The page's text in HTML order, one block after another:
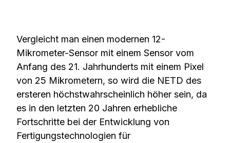
Vergleicht man einen modernen 12-
Mikrometer-Sensor mit einem Sensor vom
Anfang des 21. Jahrhunderts mit einem Pixel
von 25 Mikrometern, so wird die NETD des
ersteren höchstwahrscheinlich höher sein, da
es in den letzten 20 Jahren erhebliche
Fortschritte bei der Entwicklung von
Fertigungstechnologien für